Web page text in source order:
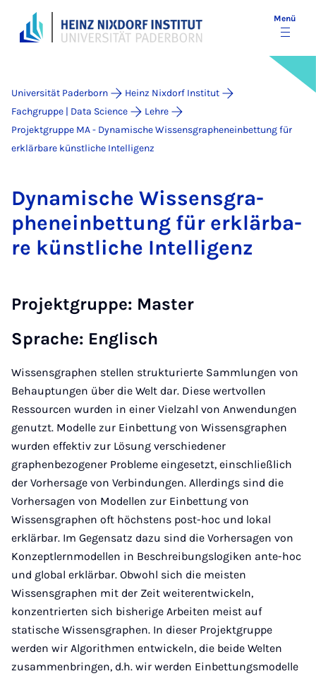
Menü
Universität Paderborn
Heinz Nixdorf Institut
Fachgruppe | Data Science
Lehre
Projektgruppe MA - Dynamische Wissensgrapheneinbettung für
erklärbare künstliche Intelligenz
Dy­na­mi­sche Wis­sens­gra­
phen­ein­bet­tung für er­klär­ba­
re künst­li­che In­tel­li­genz
Projektgruppe: Master
Sprache: Englisch
Wissensgraphen stellen strukturierte Sammlungen von
Behauptungen über die Welt dar. Diese wertvollen
Ressourcen wurden in einer Vielzahl von Anwendungen
genutzt. Modelle zur Einbettung von Wissensgraphen
wurden effektiv zur Lösung verschiedener
graphenbezogener Probleme eingesetzt, einschließlich
der Vorhersage von Verbindungen. Allerdings sind die
Vorhersagen von Modellen zur Einbettung von
Wissensgraphen oft höchstens post-hoc und lokal
erklärbar. Im Gegensatz dazu sind die Vorhersagen von
Konzeptlernmodellen in Beschreibungslogiken ante-hoc
und global erklärbar. Obwohl sich die meisten
Wissensgraphen mit der Zeit weiterentwickeln,
konzentrierten sich bisherige Arbeiten meist auf
statische Wissensgraphen. In dieser Projektgruppe
werden wir Algorithmen entwickeln, die beide Welten
zusammenbringen, d.h. wir werden Einbettungsmodelle